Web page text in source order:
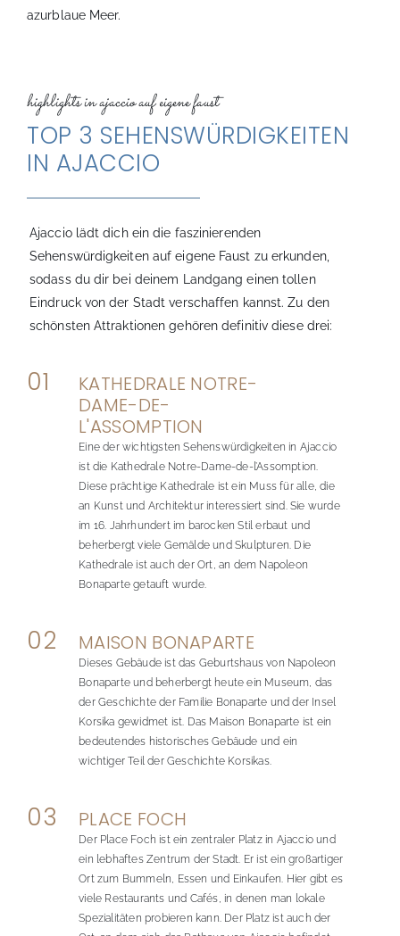
azurblaue Meer.
highlights in ajaccio auf eigene faust
TOP 3 SEHENSWÜRDIGKEITEN
IN AJACCIO
Ajaccio lädt dich ein die faszinierenden
Sehenswürdigkeiten auf eigene Faust zu erkunden,
sodass du dir bei deinem Landgang einen tollen
Eindruck von der Stadt verschaffen kannst. Zu den
schönsten Attraktionen gehören definitiv diese drei:
01
KATHEDRALE NOTRE-
DAME-DE-
L'ASSOMPTION
Eine der wichtigsten Sehenswürdigkeiten in Ajaccio
ist die Kathedrale Notre-Dame-de-l’Assomption.
Diese prächtige Kathedrale ist ein Muss für alle, die
an Kunst und Architektur interessiert sind. Sie wurde
im 16. Jahrhundert im barocken Stil erbaut und
beherbergt viele Gemälde und Skulpturen. Die
Kathedrale ist auch der Ort, an dem Napoleon
Bonaparte getauft wurde.
02 MAISON BONAPARTE
Dieses Gebäude ist das Geburtshaus von Napoleon
Bonaparte und beherbergt heute ein Museum, das
der Geschichte der Familie Bonaparte und der Insel
Korsika gewidmet ist. Das Maison Bonaparte ist ein
bedeutendes historisches Gebäude und ein
wichtiger Teil der Geschichte Korsikas.
03 PLACE FOCH
Der Place Foch ist ein zentraler Platz in Ajaccio und
ein lebhaftes Zentrum der Stadt. Er ist ein großartiger
Ort zum Bummeln, Essen und Einkaufen. Hier gibt es
viele Restaurants und Cafés, in denen man lokale
Spezialitäten probieren kann. Der Platz ist auch der